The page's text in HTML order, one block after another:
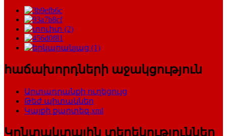
հաճախորդների աջակցություն
Արտադրանքի ուղեցույց
Թեժ պիտակներ
Կայքի քարտեզ.xml
Կոնտակտային տեղեկություններ